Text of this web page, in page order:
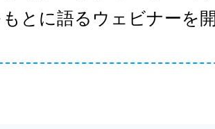
とに語るウェビナーを